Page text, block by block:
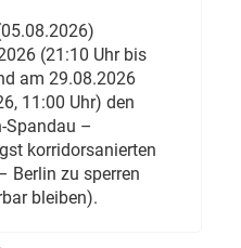
(21:10 Uhr bis
am 29.08.2026
11:00 Uhr) den
Spandau –
korridorsanierten
Berlin zu sperren
bleiben).